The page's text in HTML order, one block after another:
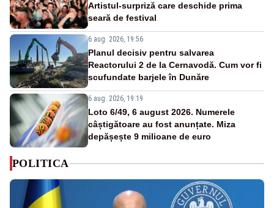
Artistul-surpriză care deschide prima
seară de festival
6 aug. 2026, 19:56
Planul decisiv pentru salvarea
Reactorului 2 de la Cernavodă. Cum vor fi
scufundate barjele în Dunăre
6 aug. 2026, 19:19
Loto 6/49, 6 august 2026. Numerele
câștigătoare au fost anunțate. Miza
depășește 9 milioane de euro
POLITICA